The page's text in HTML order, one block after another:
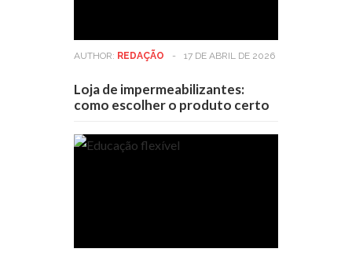
AUTHOR: REDAÇÃO - 17 DE ABRIL DE 2026
Loja de impermeabilizantes:
como escolher o produto certo